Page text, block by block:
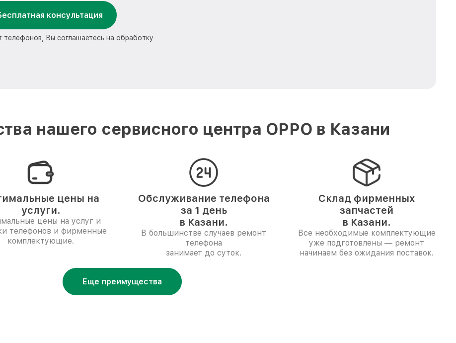
консультация
телефонов, Вы соглашаетесь на обработку
нашего сервисного центра OPPO в Казани
цены на
услуги.
цены на услуг и
телефонов и фирменные
комплектующие.
Обслуживание телефона
за 1 день
в Казани.
В большинстве случаев ремонт
телефона
занимает до суток.
Склад фирменных
запчастей
в Казани.
Все необходимые комплектующие
уже подготовлены — ремонт
начинаем без ожидания поставок.
Еще преимущества